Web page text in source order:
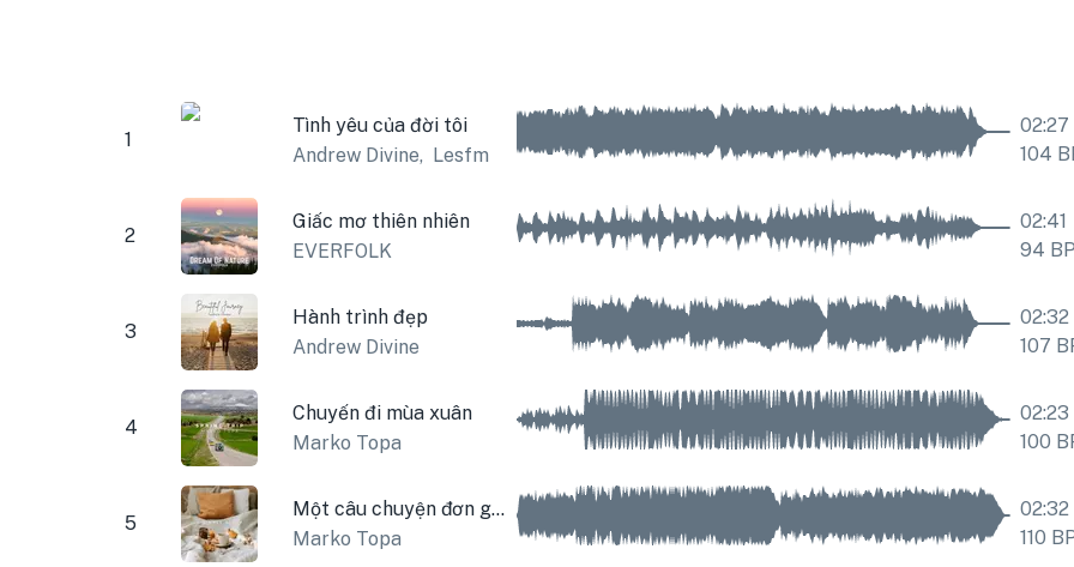
1
Tình yêu của đời tôi
Andrew Divine, Lesfm
02:27
104
2
Giấc mơ thiên nhiên
EVERFOLK
02:41
94
3
Hành trình đẹp
Andrew Divine
02:32
107
4
Chuyến đi mùa xuân
Marko Topa
02:23
100
5
Một câu chuyện đơn giản
Marko Topa
02:32
110